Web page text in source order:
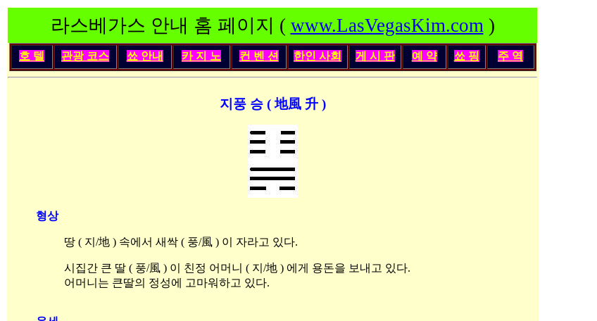
라스베가스 안내 홈 페이지 ( www.LasVegasKim.com)
호 텔 관광 코스 쑈 안내 카 지 노 컨 벤 션 한인 사회 게 시 판 예 약 쑈 핑 주 역
지풍 승 ( 地風 升 )
형상
땅 ( 지/地 ) 속에서 새싹 ( 풍/風 ) 이 자라고 있다.
시집간 큰 딸 ( 풍/風 ) 이 친정 어머니 ( 지/地 ) 에게 용돈을 보내고 있다.
어머니는 큰딸의 정성에 고마워하고 있다.